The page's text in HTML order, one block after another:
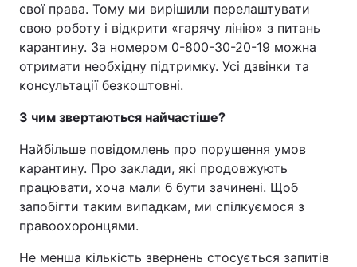
Тема оформлення
свої права. Тому ми вирішили перелаштувати
свою роботу і відкрити «гарячу лінію» з питань
карантину. За номером 0-800-30-20-19 можна
отримати необхідну підтримку. Усі дзвінки та
консультації безкоштовні.
З чим звертаються найчастіше?
Найбільше повідомлень про порушення умов
карантину. Про заклади, які продовжують
працювати, хоча мали б бути зачинені. Щоб
запобігти таким випадкам, ми спілкуємося з
правоохоронцями.
Не менша кількість звернень стосується запитів